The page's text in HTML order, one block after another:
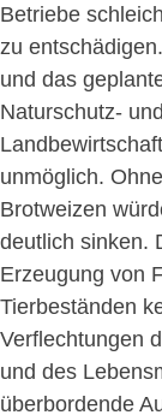
Betriebe
zu
und das
Naturschutz-
unmöglich.
Brotweizen
deutlich sinken.
Erzeugung von
Tierbeständen
Verflechtungen
und des
überbordende